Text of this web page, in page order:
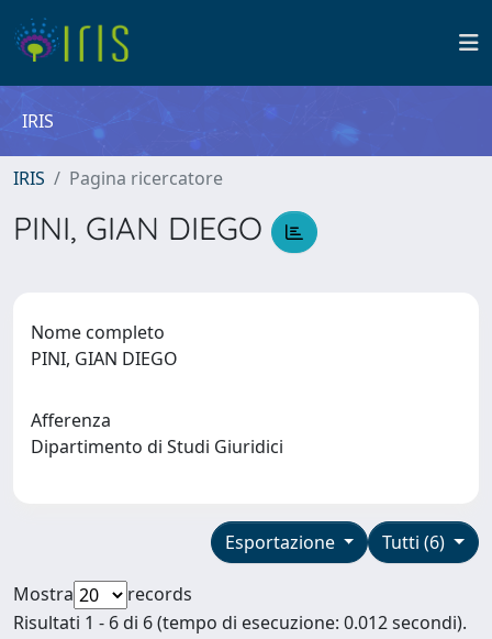
IRIS
IRIS Pagina ricercatore
PINI, GIAN DIEGO
Nome completo
PINI, GIAN DIEGO
Afferenza
Dipartimento di Studi Giuridici
Tutti (6)
Esportazione
Mostra
records
Risultati 1 - 6 di 6 (tempo di esecuzione: 0.012 secondi).